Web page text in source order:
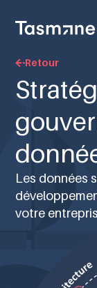
Retour
Les données
votre